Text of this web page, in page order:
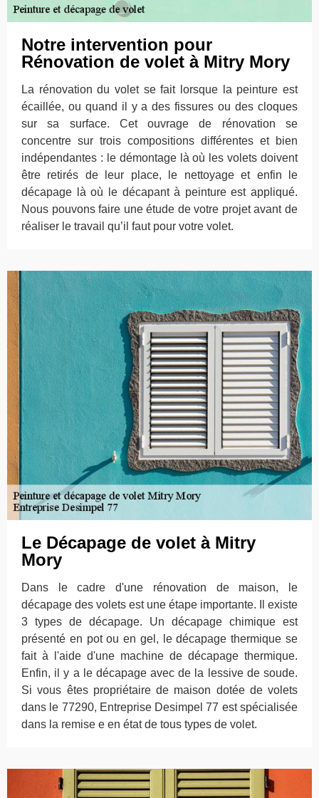
Notre intervention pour
Rénovation de volet à Mitry Mory
La rénovation du volet se fait lorsque la peinture est
écaillée, ou quand il y a des fissures ou des cloques
sur sa surface. Cet ouvrage de rénovation se
concentre sur trois compositions différentes et bien
indépendantes : le démontage là où les volets doivent
être retirés de leur place, le nettoyage et enfin le
décapage là où le décapant à peinture est appliqué.
Nous pouvons faire une étude de votre projet avant de
réaliser le travail qu’il faut pour votre volet.
Le Décapage de volet à Mitry
Mory
Dans le cadre d'une rénovation de maison, le
décapage des volets est une étape importante. Il existe
3 types de décapage. Un décapage chimique est
présenté en pot ou en gel, le décapage thermique se
fait à l'aide d'une machine de décapage thermique.
Enfin, il y a le décapage avec de la lessive de soude.
Si vous êtes propriétaire de maison dotée de volets
dans le 77290, Entreprise Desimpel 77 est spécialisée
dans la remise e en état de tous types de volet.